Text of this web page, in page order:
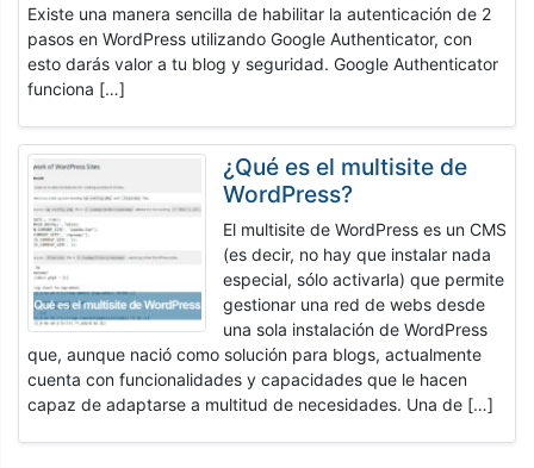
Existe una manera sencilla de habilitar la autenticación de 2
pasos en WordPress utilizando Google Authenticator, con
esto darás valor a tu blog y seguridad. Google Authenticator
funciona […]
¿Qué es el multisite de
WordPress?
El multisite de WordPress es un CMS
(es decir, no hay que instalar nada
especial, sólo activarla) que permite
gestionar una red de webs desde
una sola instalación de WordPress
que, aunque nació como solución para blogs, actualmente
cuenta con funcionalidades y capacidades que le hacen
capaz de adaptarse a multitud de necesidades. Una de […]